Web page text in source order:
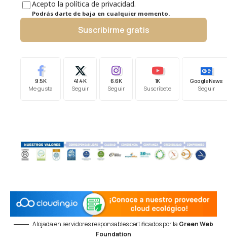
Acepto la política de privacidad.
Podrás darte de baja en cualquier momento.
Suscribirme gratis
9.5K
Me gusta
41.4K
Seguir
6.6K
Seguir
1K
Suscríbete
Google News
Seguir
Alojada en servidores responsables certificados por la Green Web
Foundation